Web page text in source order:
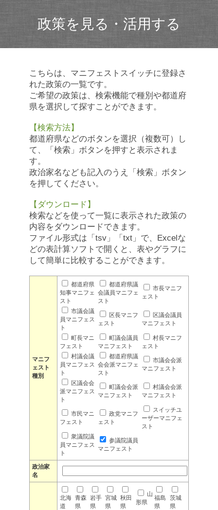
政策を見る・活用する
こちらは、マニフェストスイッチに登録さ
れた政策の一覧です。
ご希望の政策は、検索機能で種別や都道府
県を選択して探すことができます。
【検索方法】
都道府県などのボタンを選択（複数可）し
て、「検索」ボタンを押すと表示されま
す。
政治家名なども記入のうえ「検索」ボタン
を押してください。
【ダウンロード】
検索などを使って一覧に表示された政策の
内容をダウンロードできます。
ファイル形式は「tsv」「txt」で、Excelな
どの表計算ソフトで開くと、表やグラフに
して簡単に比較することができます。
マニフ
ェスト
種別
都道府県
知事マニフェ
スト
都道府県議
会議員マニフェ
スト
市長マニフ
ェスト
市議会議
員マニフェス
ト
区長マニフ
ェスト
区議会議員
マニフェスト
町長マニ
フェスト
町議会議員
マニフェスト
村長マニフ
ェスト
村議会議
員マニフェス
ト
都道府県議
会会派マニフェ
スト
市議会会派
マニフェスト
区議会会
派マニフェス
ト
町議会会派
マニフェスト
村議会会派
マニフェスト
市民マニ
フェスト
政党マニフ
ェスト
スイッチユ
ーザーマニフェ
スト
衆議院議
員マニフェス
ト
参議院議員
マニフェスト
政治家
名
北海
道
青森
県
岩手
県
宮城
県
秋田
県
山
形県
福島
県
茨城
県